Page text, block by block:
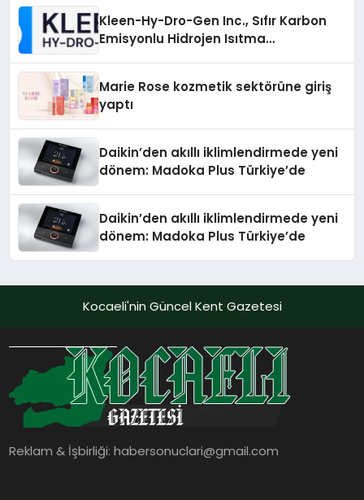
Kleen-Hy-Dro-Gen Inc., Sıfır Karbon
Emisyonlu Hidrojen Isıtma
Marie Rose kozmetik sektörüne giriş
yaptı
Daikin’den akıllı iklimlendirmede yeni
dönem: Madoka Plus Türkiye’de
Daikin’den akıllı iklimlendirmede yeni
dönem: Madoka Plus Türkiye’de
Kocaeli'nin Güncel Kent Gazetesi
Reklam & İşbirliği:habersonuclari@gmail.com